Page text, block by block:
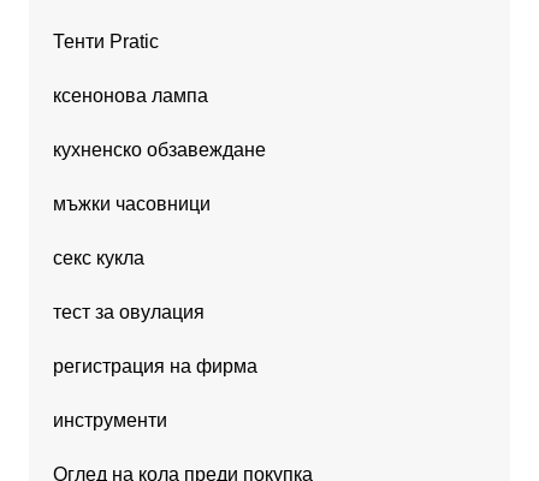
Тенти Pratic
ксенонова лампа
кухненско обзавеждане
мъжки часовници
секс кукла
тест за овулация
регистрация на фирма
инструменти
Оглед на кола преди покупка